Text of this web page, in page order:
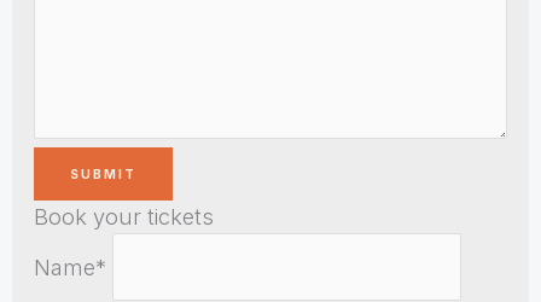
Book your tickets
Name*